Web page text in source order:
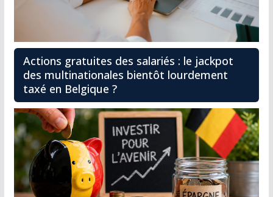
Actions gratuites des salariés : le jackpot
des multinationales bientôt lourdement
taxé en Belgique ?